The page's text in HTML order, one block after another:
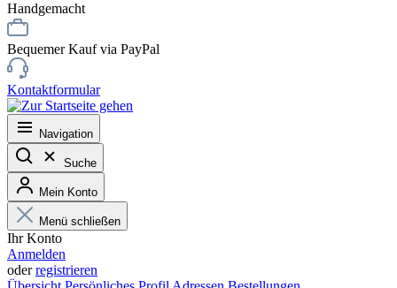
Handgemacht
Bequemer Kauf via PayPal
Kontaktformular
Navigation
Suche
Mein Konto
Menü schließen
Ihr Konto
Anmelden
oderregistrieren